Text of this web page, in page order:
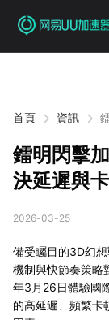
首頁 資訊
鐳明閃擊
決延遲與
2026-03-25
備受矚目的3D幻想
機制與快節奏策略
年3月26日體驗國
的高延遲、頻繁卡